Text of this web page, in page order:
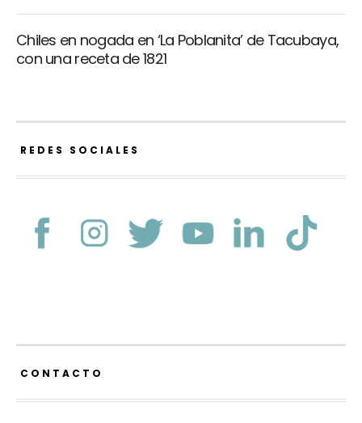
Chiles en nogada en ‘La Poblanita’ de Tacubaya,
con una receta de 1821
REDES SOCIALES
CONTACTO